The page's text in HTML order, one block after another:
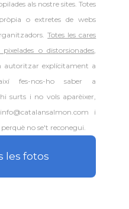
als nostre sites. Totes
o extretes de webs
Totes les cares
o distorsionades,
autoritzar explícitament a
fes-nos-ho saber a
surts i no vols aparèixer,
i
no se't reconegui.
les fotos